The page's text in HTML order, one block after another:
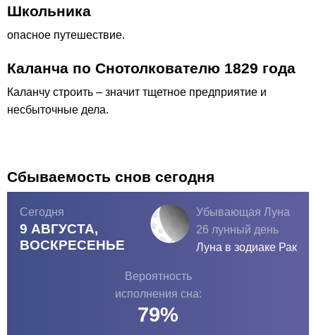
Школьника
опасное путешествие.
Каланча по Снотолкователю 1829 года
Каланчу строить – значит тщетное предприятие и
несбыточные дела.
Сбываемость снов сегодня
Сегодня
9 АВГУСТА,
ВОСКРЕСЕНЬЕ
Убывающая Луна
26 лунный день
Луна в зодиаке Рак
Вероятность
исполнения сна:
79%